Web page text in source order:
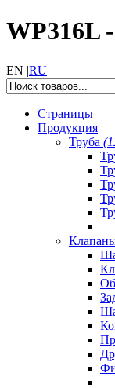
WP316L
EN |RU
Страницы
Продукция
Труба